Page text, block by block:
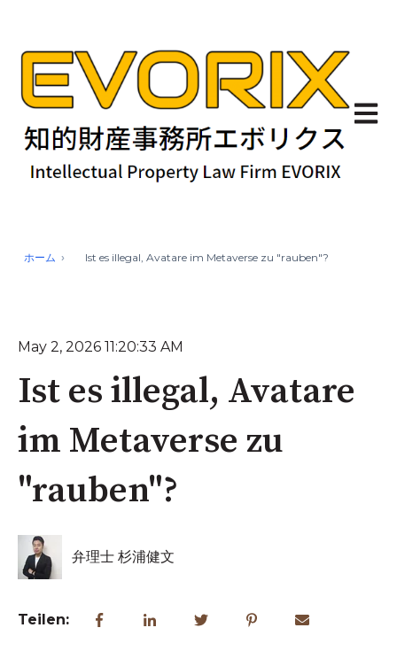
ホーム Ist es illegal, Avatare im Metaverse zu "rauben"?
May 2, 2026 11:20:33 AM
Ist es illegal, Avatare
im Metaverse zu
"rauben"?
弁理士 杉浦健文
Teilen: